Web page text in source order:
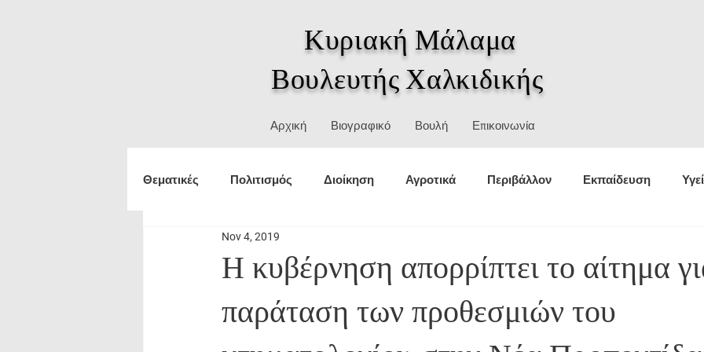
Κυριακή Μάλαμα
Βουλευτής Χαλκιδικής
Αρχική Βιογραφικό Βουλή Επικοινωνία
Θεματικές Πολιτισμός Διοίκηση Αγροτικά Περιβάλλον Εκπαίδευση
Τουρισμός εξωτερικές υποθέσεις
Δικαιώματα ΥΜΑΘ Θεσμοί Ιστορία
Η κυβέρνηση απορρίπτει το αίτημα
παράταση των προθεσμιών του
Nov 4, 2019